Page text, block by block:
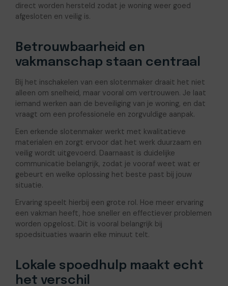
direct worden hersteld zodat je woning weer goed
afgesloten en veilig is.
Betrouwbaarheid en
vakmanschap staan centraal
Bij het inschakelen van een slotenmaker draait het niet
alleen om snelheid, maar vooral om vertrouwen. Je laat
iemand werken aan de beveiliging van je woning, en dat
vraagt om een professionele en zorgvuldige aanpak.
Een erkende slotenmaker werkt met kwalitatieve
materialen en zorgt ervoor dat het werk duurzaam en
veilig wordt uitgevoerd. Daarnaast is duidelijke
communicatie belangrijk, zodat je vooraf weet wat er
gebeurt en welke oplossing het beste past bij jouw
situatie.
Ervaring speelt hierbij een grote rol. Hoe meer ervaring
een vakman heeft, hoe sneller en effectiever problemen
worden opgelost. Dit is vooral belangrijk bij
spoedsituaties waarin elke minuut telt.
Lokale spoedhulp maakt echt
het verschil